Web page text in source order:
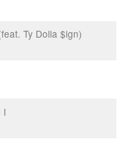
Ty Dolla $ign)
I